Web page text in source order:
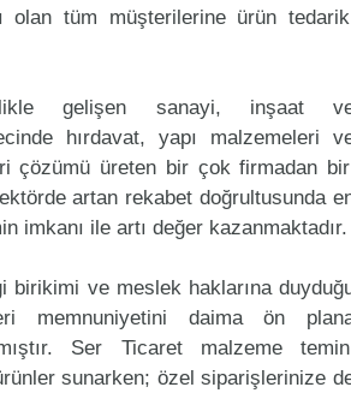
olan tüm müşterilerine ürün
gelişen sanayi, inşaat
hırdavat, yapı malzemeleri
çözümü üreten bir çok firmadan
artan rekabet doğrultusunda
imkanı ile artı değer kazanmaktadır.
birikimi ve meslek haklarına
memnuniyetini daima ön
Ser Ticaret malzeme
sunarken; özel siparişlerinize